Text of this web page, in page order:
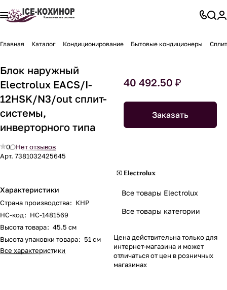
Главная Каталог Кондиционирование Бытовые кондиционеры
Блок наружный
Electrolux EACS/I-
12HSK/N3/out сплит-
системы,
инверторного типа
0
Нет отзывов
Арт. 7381032425645
Характеристики
Страна производства: КНР
НС-код: НС-1481569
Высота товара: 45.5 см
Высота упаковки товара: 51 см
Все характеристики
40 492.50 ₽
Заказать
Все товары Electrolux
Все товары категории
Цена действительна только для
интернет-магазина и может
отличаться от цен в розничных
магазинах